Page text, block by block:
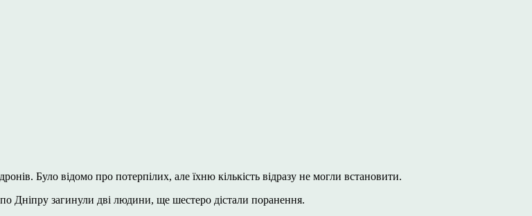
Було відомо про потерпілих, але їхню кількість відразу не могли встановити.
Дніпру загинули дві людини, ще шестеро дістали поранення.